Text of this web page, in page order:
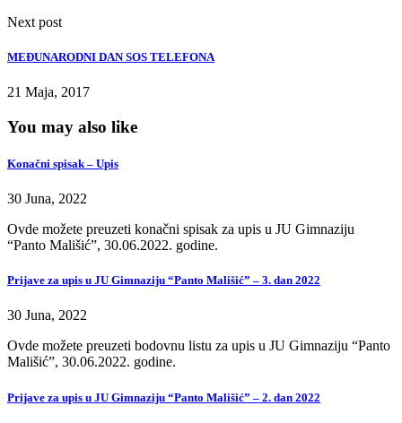
Next post
MEĐUNARODNI DAN SOS TELEFONA
21 Maja, 2017
You may also like
Konačni spisak – Upis
30 Juna, 2022
Ovde možete preuzeti konačni spisak za upis u JU Gimnaziju
“Panto Mališić”, 30.06.2022. godine.
Prijave za upis u JU Gimnaziju “Panto Mališić” – 3. dan 2022
30 Juna, 2022
Ovde možete preuzeti bodovnu listu za upis u JU Gimnaziju “Panto
Mališić”, 30.06.2022. godine.
Prijave za upis u JU Gimnaziju “Panto Mališić” – 2. dan 2022